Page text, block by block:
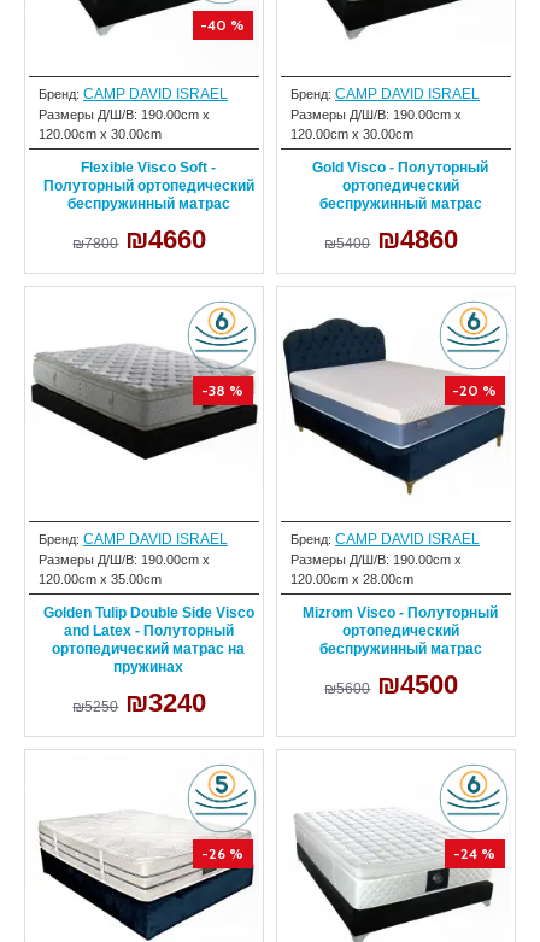
-40 %
Бренд: CAMP DAVID ISRAEL
Размеры Д/Ш/В: 190.00cm x
120.00cm x 30.00cm
Flexible Visco Soft -
Полуторный ортопедический
беспружинный матрас
₪7800 ₪4660
Бренд: CAMP DAVID ISRAEL
Размеры Д/Ш/В: 190.00cm x
120.00cm x 30.00cm
Gold Visco - Полуторный
ортопедический
беспружинный матрас
₪5400 ₪4860
-38 %
Бренд: CAMP DAVID ISRAEL
Размеры Д/Ш/В: 190.00cm x
120.00cm x 35.00cm
Golden Tulip Double Side Visco
and Latex - Полуторный
ортопедический матрас на
пружинах
₪5250 ₪3240
-20 %
Бренд: CAMP DAVID ISRAEL
Размеры Д/Ш/В: 190.00cm x
120.00cm x 28.00cm
Mizrom Visco - Полуторный
ортопедический
беспружинный матрас
₪5600 ₪4500
-26 % -24 %